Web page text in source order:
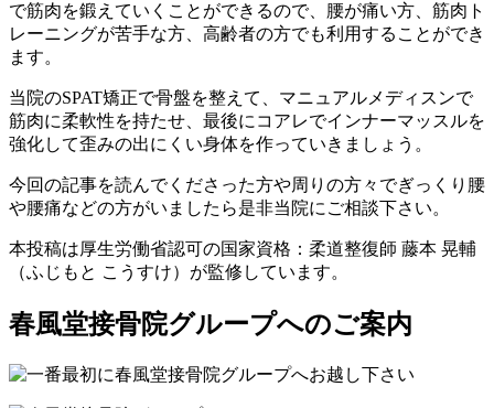
で筋肉を鍛えていくことができるので、腰が痛い方、筋肉ト
レーニングが苦手な方、高齢者の方でも利用することができ
ます。
当院のSPAT矯正で骨盤を整えて、マニュアルメディスンで
筋肉に柔軟性を持たせ、最後にコアレでインナーマッスルを
強化して歪みの出にくい身体を作っていきましょう。
今回の記事を読んでくださった方や周りの方々でぎっくり腰
や腰痛などの方がいましたら是非当院にご相談下さい。
本投稿は厚生労働省認可の国家資格：柔道整復師 藤本 晃輔
（ふじもと こうすけ）が監修しています。
春風堂接骨院グループへのご案内